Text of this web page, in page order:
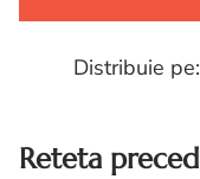
Distribuie pe:
Reteta